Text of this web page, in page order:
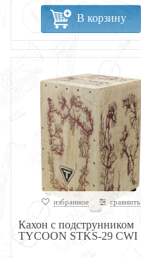
В корзину
избранное сравнить
Кахон с подструнником
TYCOON STKS-29 CWI